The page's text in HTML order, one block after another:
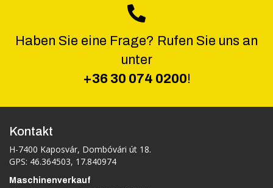
Haben Sie eine Frage? Rufen Sie uns an
unter
+36 30 074 0200!
Kontakt
H-7400 Kaposvár, Dombóvári út 18.
GPS: 46.364503, 17.840974
Maschinenverkauf